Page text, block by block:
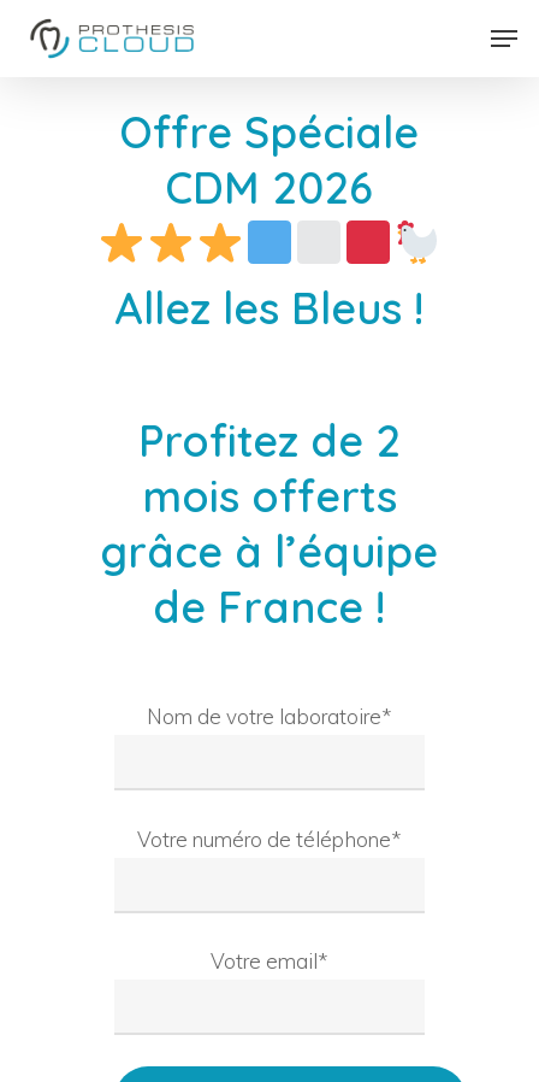
Offre Spéciale
CDM 2026
Allez les Bleus !
Profitez de 2
mois offerts
grâce à l’équipe
de France !
Nom de votre laboratoire*
Votre numéro de téléphone*
Votre email*